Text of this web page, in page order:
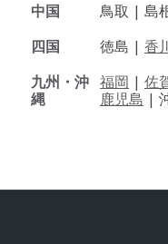
中国
鳥取 | 島
四国
徳島 | 香
九州・沖
縄
福岡 | 佐
鹿児島 |